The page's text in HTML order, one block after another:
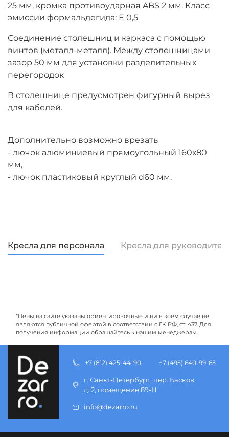
25 мм, кромка противоударная ABS 2 мм. Класс
эмиссии формальдегида: Е 0,5
Соединение столешниц и каркаса с помощью
винтов (металл-металл). Между столешницами
зазор 50 мм для установки разделительных
перегородок
В столешнице предусмотрен фигурный вырез
для кабелей.
Дополнительно возможно врезать
- лючок алюминиевый прямоугольный 160х80
мм,
- лючок пластиковый круглый d60 мм.
Кресла для персонала Кресла для
*Цены на сайте указаны ориентировочные и ни в коем случае не
являются публичной офертой в соответствии с ГК РФ, ст. 437. Для
получения информации обращайтесь к нашим менеджерам.
+7 (812) 425-44-90 +7 (495) 640-99-65
г. Санкт-Петербург, пер. Басков
д. 2, помещение 89-Н
info@dezarro.ru